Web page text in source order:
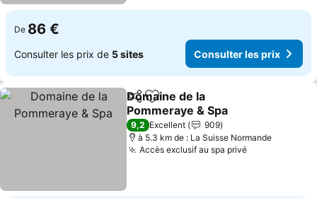
De 86 €
Consulter les prix de 5 sites Consulter les prix
PartagerAjouter à mes favoris
Domaine de la
Pommeraye & Spa
9,2 Excellent
909
à 5.3 km de : La Suisse Normande
Accès exclusif au spa privé